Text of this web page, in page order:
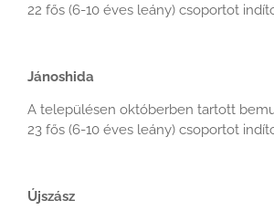
22 fős (6-10 éves leány) csoportot
Jánoshida
A településen októberben tartott
23 fős (6-10 éves leány) csoportot
Újszász